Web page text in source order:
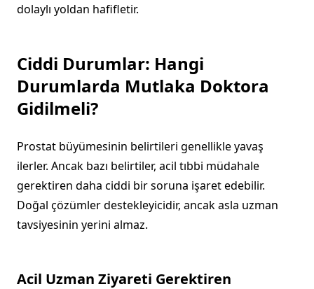
dolaylı yoldan hafifletir.
Ciddi Durumlar: Hangi
Durumlarda Mutlaka Doktora
Gidilmeli?
Prostat büyümesinin belirtileri genellikle yavaş
ilerler. Ancak bazı belirtiler, acil tıbbi müdahale
gerektiren daha ciddi bir soruna işaret edebilir.
Doğal çözümler destekleyicidir, ancak asla uzman
tavsiyesinin yerini almaz.
Acil Uzman Ziyareti Gerektiren